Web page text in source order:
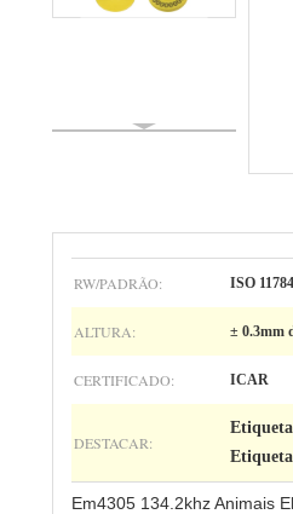
RW/PADRÃO: ISO
ALTURA: ± 0.3mm
CERTIFICADO: ICAR
DESTACAR:
Em4305 134.2khz Animais